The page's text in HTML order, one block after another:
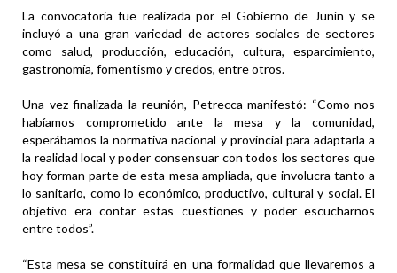
La convocatoria fue realizada por el Gobierno de Junín y se
incluyó a una gran variedad de actores sociales de sectores
como salud, producción, educación, cultura, esparcimiento,
gastronomía, fomentismo y credos, entre otros.
Una vez finalizada la reunión, Petrecca manifestó: “Como nos
habíamos comprometido ante la mesa y la comunidad,
esperábamos la normativa nacional y provincial para adaptarla a
la realidad local y poder consensuar con todos los sectores que
hoy forman parte de esta mesa ampliada, que involucra tanto a
lo sanitario, como lo económico, productivo, cultural y social. El
objetivo era contar estas cuestiones y poder escucharnos
entre todos”.
“Esta mesa se constituirá en una formalidad que llevaremos a